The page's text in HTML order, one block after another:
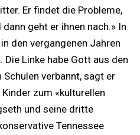
Er findet die Probleme,
geht er ihnen nach.» In
den vergangenen Jahren
Linke habe Gott aus den
verbannt, sagt er
zum «kulturellen
und seine dritte
Tennessee